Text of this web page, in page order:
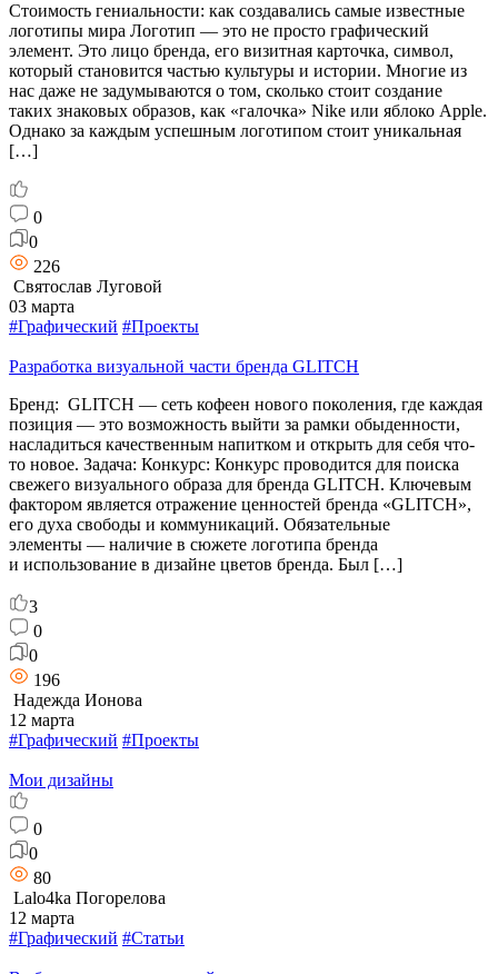
Стоимость гениальности: как создавались самые известные
логотипы мира Логотип — это не просто графический
элемент. Это лицо бренда, его визитная карточка, символ,
который становится частью культуры и истории. Многие из
нас даже не задумываются о том, сколько стоит создание
таких знаковых образов, как «галочка» Nike или яблоко Apple.
Однако за каждым успешным логотипом стоит уникальная
[…]
0
0
226
Святослав Луговой
03 марта
#Графический #Проекты
Разработка визуальной части бренда GLITCH
Бренд: GLITCH — сеть кофеен нового поколения, где каждая
позиция — это возможность выйти за рамки обыденности,
насладиться качественным напитком и открыть для себя что-
то новое. Задача: Конкурс: Конкурс проводится для поиска
свежего визуального образа для бренда GLITCH. Ключевым
фактором является отражение ценностей бренда «GLITCH»,
его духа свободы и коммуникаций. Обязательные
элементы — наличие в сюжете логотипа бренда
и использование в дизайне цветов бренда. Был […]
3
0
0
196
Надежда Ионова
12 марта
#Графический #Проекты
Мои дизайны
0
0
80
Lalo4ka Погорелова
12 марта
#Графический #Статьи